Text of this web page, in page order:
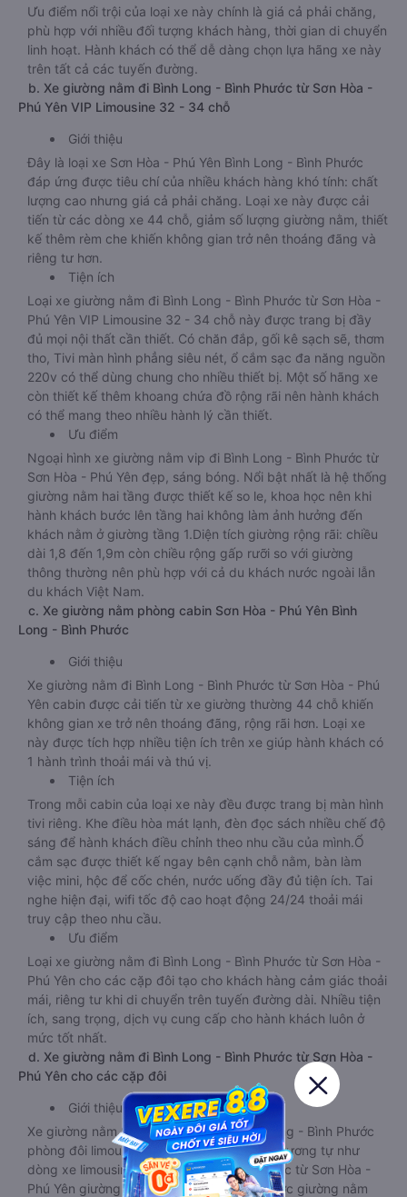
Ưu điểm nổi trội của loại xe này chính là giá cả phải chăng,
phù hợp với nhiều đối tượng khách hàng, thời gian di chuyển
linh hoạt. Hành khách có thể dễ dàng chọn lựa hãng xe này
trên tất cả các tuyến đường.
b. Xe giường nằm đi Bình Long - Bình Phước từ Sơn Hòa -
Phú Yên VIP Limousine 32 - 34 chỗ
Giới thiệu
Đây là loại xe Sơn Hòa - Phú Yên Bình Long - Bình Phước
đáp ứng được tiêu chí của nhiều khách hàng khó tính: chất
lượng cao nhưng giá cả phải chăng. Loại xe này được cải
tiến từ các dòng xe 44 chỗ, giảm số lượng giường nằm, thiết
kế thêm rèm che khiến không gian trở nên thoáng đãng và
riêng tư hơn.
Tiện ích
Loại xe giường nằm đi Bình Long - Bình Phước từ Sơn Hòa -
Phú Yên VIP Limousine 32 - 34 chỗ này được trang bị đầy
đủ mọi nội thất cần thiết. Có chăn đắp, gối kê sạch sẽ, thơm
tho, Tivi màn hình phẳng siêu nét, ổ cắm sạc đa năng nguồn
220v có thể dùng chung cho nhiều thiết bị. Một số hãng xe
còn thiết kế thêm khoang chứa đồ rộng rãi nên hành khách
có thể mang theo nhiều hành lý cần thiết.
Ưu điểm
Ngoại hình xe giường nằm vip đi Bình Long - Bình Phước từ
Sơn Hòa - Phú Yên đẹp, sáng bóng. Nổi bật nhất là hệ thống
giường nằm hai tầng được thiết kế so le, khoa học nên khi
hành khách bước lên tầng hai không làm ảnh hưởng đến
khách nằm ở giường tầng 1.Diện tích giường rộng rãi: chiều
dài 1,8 đến 1,9m còn chiều rộng gấp rưỡi so với giường
thông thường nên phù hợp với cả du khách nước ngoài lẫn
du khách Việt Nam.
c. Xe giường nằm phòng cabin Sơn Hòa - Phú Yên Bình
Long - Bình Phước
Giới thiệu
Xe giường nằm đi Bình Long - Bình Phước từ Sơn Hòa - Phú
Yên cabin được cải tiến từ xe giường thường 44 chỗ khiến
không gian xe trở nên thoáng đãng, rộng rãi hơn. Loại xe
này được tích hợp nhiều tiện ích trên xe giúp hành khách có
1 hành trình thoải mái và thú vị.
Tiện ích
Trong mỗi cabin của loại xe này đều được trang bị màn hình
tivi riêng. Khe điều hòa mát lạnh, đèn đọc sách nhiều chế độ
sáng để hành khách điều chỉnh theo nhu cầu của mình.Ổ
cắm sạc được thiết kế ngay bên cạnh chỗ nằm, bàn làm
việc mini, hộc để cốc chén, nước uống đầy đủ tiện ích. Tai
nghe hiện đại, wifi tốc độ cao hoạt động 24/24 thoải mái
truy cập theo nhu cầu.
Ưu điểm
Loại xe giường nằm đi Bình Long - Bình Phước từ Sơn Hòa -
Phú Yên cho các cặp đôi tạo cho khách hàng cảm giác thoải
mái, riêng tư khi di chuyển trên tuyến đường dài. Nhiều tiện
ích, sang trọng, dịch vụ cung cấp cho hành khách luôn ở
mức tốt nhất.
d. Xe giường nằm đi Bình Long - Bình Phước từ Sơn Hòa -
Phú Yên cho các cặp đôi
Giới thiệu
Xe giường nằm Sơn Hòa - Phú Yên Bình Long - Bình Phước
phòng đôi limousine là dòng xe có thiết kế tương tự như
dòng xe limousine đi Bình Long - Bình Phước từ Sơn Hòa -
Phú Yên giường phòng. Tuy nhiên kích thước giường nằm